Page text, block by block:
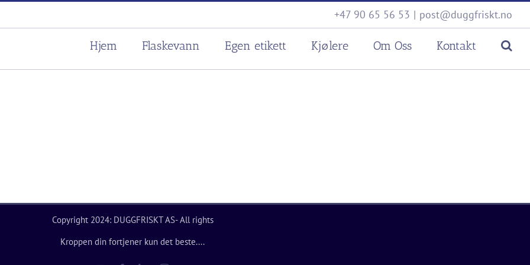
+47 90 65 56 53 | post@duggfriskt.no
Hjem Flaskevann Egen etikett Kjølere Om Oss Kontakt
Copyright 2024: DUGGFRISKT AS- All rights
Kroppen din fortjener kun det beste....